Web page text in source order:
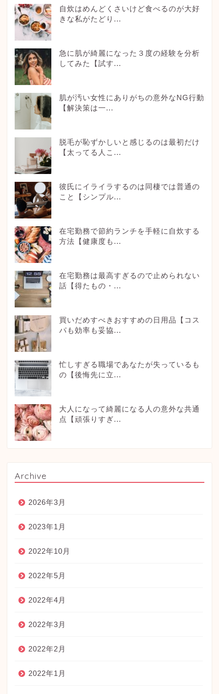
自炊はめんどくさいけど食べるのが大好
きな私がたどり...
急に肌が綺麗になった３度の経験を分析
してみた【試す...
肌が汚い女性にありがちの意外なNG行動
【解決策は一...
脱毛が恥ずかしいと感じるのは最初だけ
【太ってる人こ...
彼氏にイライラするのは同棲では普通の
こと【シンプル...
在宅勤務で節約ランチを手軽に自炊する
方法【健康度も...
在宅勤務は最高すぎるので止められない
話【得たもの・...
買いだめすべきおすすめの日用品【コス
パも効率も妥協...
忙しすぎる職場であなたが失っているも
の【後悔先に立...
大人になって綺麗になる人の意外な共通
点【頑張りすぎ...
Archive
2026年3月
2023年1月
2022年10月
2022年5月
2022年4月
2022年3月
2022年2月
2022年1月